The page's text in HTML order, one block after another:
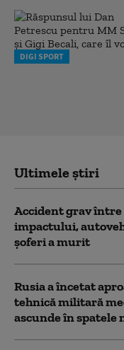
DIGI SPORT
Ultimele știri
Accident grav între
impactului,
șoferi a murit
Rusia a încetat
tehnică militară
ascunde în spatele